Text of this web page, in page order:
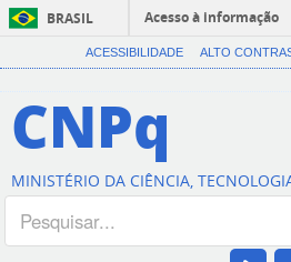
BRASIL
Acesso à informação
ACESSIBILIDADE ALTO
CNPq
MINISTÉRIO DA CIÊNCIA,